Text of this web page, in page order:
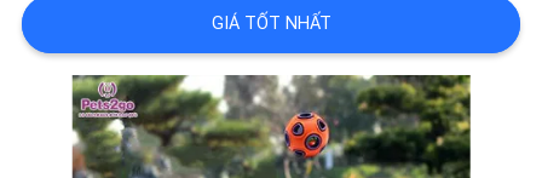
CẦU
GIÁ TỐT NHẤT